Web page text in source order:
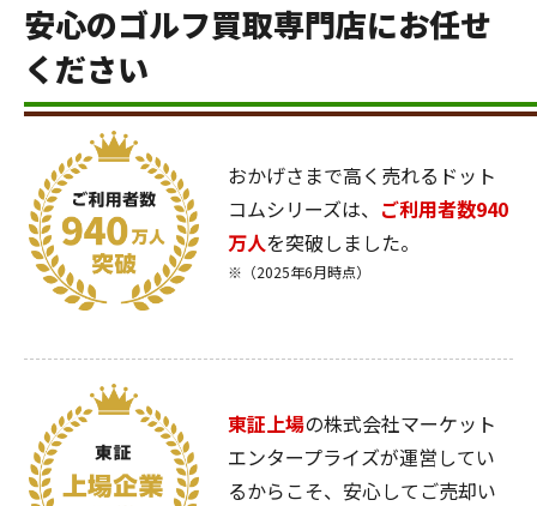
安心のゴルフ買取専門店にお任せ
ください
おかげさまで高く売れるドット
コムシリーズは、 ご利用者数940
万人を突破しました。
※（2025年6月時点）
東証上場の株式会社マーケット
エンタープライズが運営してい
るからこそ、安心してご売却い